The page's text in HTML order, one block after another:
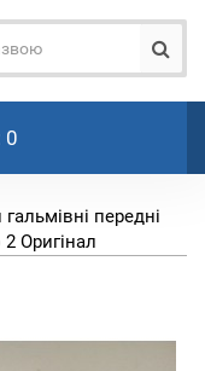
0
передні
Оригінал